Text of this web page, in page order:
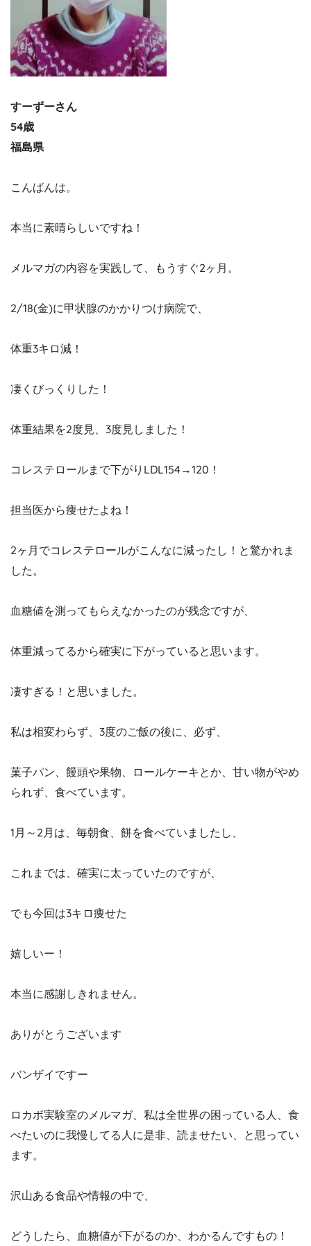
すーずーさん
54歳
福島県
こんばんは。
本当に素晴らしいですね！
メルマガの内容を実践して、もうすぐ2ヶ月。
2/18(金)に甲状腺のかかりつけ病院で、
体重3キロ減！
凄くびっくりした！
体重結果を2度見、3度見しました！
コレステロールまで下がりLDL154→120！
担当医から痩せたよね！
2ヶ月でコレステロールがこんなに減ったし！と驚かれま
した。
血糖値を測ってもらえなかったのが残念ですが、
体重減ってるから確実に下がっていると思います。
凄すぎる！と思いました。
私は相変わらず、3度のご飯の後に、必ず、
菓子パン、饅頭や果物、ロールケーキとか、甘い物がやめ
られず、食べています。
1月～2月は、毎朝食、餅を食べていましたし、
これまでは、確実に太っていたのですが、
でも今回は3キロ痩せた
嬉しいー！
本当に感謝しきれません。
ありがとうございます
バンザイですー
ロカボ実験室のメルマガ、私は全世界の困っている人、食
べたいのに我慢してる人に是非、読ませたい、と思ってい
ます。
沢山ある食品や情報の中で、
どうしたら、血糖値が下がるのか、わかるんですもの！